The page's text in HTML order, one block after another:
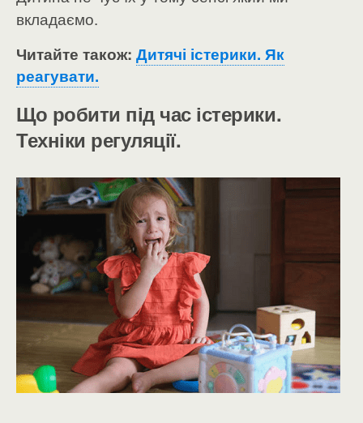
вкладаємо.
Читайте також: Дитячі істерики. Як
реагувати.
Що робити під час істерики.
Техніки регуляції.